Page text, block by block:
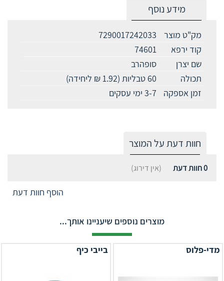
מידע נוסף
מק"ט מוצר
7290017242033
קוד ירפא
74601
שם יצרן
סופהרב
תכולה
60 טבליות (1.92 ₪ ליחידה)
זמן אספקה
3-7 ימי עסקים
חוות דעת על המוצר
0חוות דעת (אין דירוג)
הוסף חוות דעת
מוצרים נוספים שיעניינו אותך...
מדי-פלוס בייבי כיף